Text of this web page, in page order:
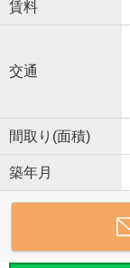
賃料
交通
間取り(面積)
築年月